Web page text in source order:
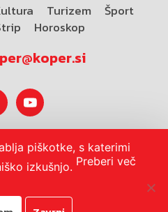
Turizem
Šport
Horoskop
piškotke, s katerimi
izkušnjo. Preberi več